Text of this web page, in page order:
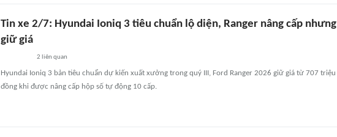
Tin xe 2/7: Hyundai Ioniq 3 tiêu chuẩn lộ diện, Ranger nâng cấp nhưng
giữ giá
2 liên quan
Hyundai Ioniq 3 bản tiêu chuẩn dự kiến xuất xưởng trong quý III, Ford Ranger 2026 giữ giá từ 707 triệu
đồng khi được nâng cấp hộp số tự động 10 cấp.